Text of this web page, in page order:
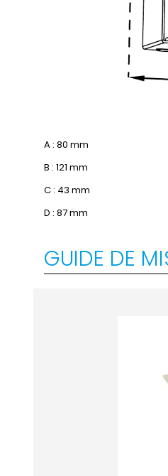
A : 80 mm
B : 121 mm
C : 43 mm
D : 87 mm
GUIDE DE